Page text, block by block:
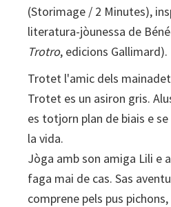
(Storimage / 2 Minutes),
literatura-jòunessa de
Trotro, edicions Gallimard).
Trotet l'amic dels
Trotet es un asiron gris.
es totjorn plan de biais e
la vida.
Jòga amb son amiga Lili e
faga mai de cas. Sas
comprene pels pus